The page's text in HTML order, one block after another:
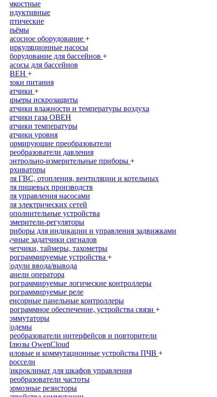
Емкостные
Индуктивные
Оптические
Раъёмы
Насосное оборудование +
Циркуляционные насосы
Оборудование для бассейнов +
Насосы для бассейнов
ОВЕН +
Блоки питания
Датчики +
Барьеры искрозащиты
Датчики влажности и температуры воздуха
Датчики газа ОВЕН
Датчики температуры
Датчики уровня
Нормирующие преобразователи
Преобразователи давления
Контрольно-измерительные приборы +
Архиваторы
Для ГВС, отопления, вентиляции и котельных
Для пищевых производств
Для управления насосами
Для электрических сетей
Дополнительные устройства
Измерители-регуляторы
Приборы для индикации и управления задвижками
Ручные задатчики сигналов
Счетчики, таймеры, тахометры
Программируемые устройства +
Модули ввода/вывода
Панели оператора
Программируемые логические контроллеры
Программируемые реле
Сенсорные панельные контроллеры
Программное обеспечение, устройства связи +
Коммутаторы
Модемы
Преобразователи интерфейсов и повторители
Шлюзы OwenCloud
Силовые и коммутационные устройства ПЧВ +
Дроссели
Микроклимат для шкафов управления
Преобразователи частоты
Тормозные резисторы